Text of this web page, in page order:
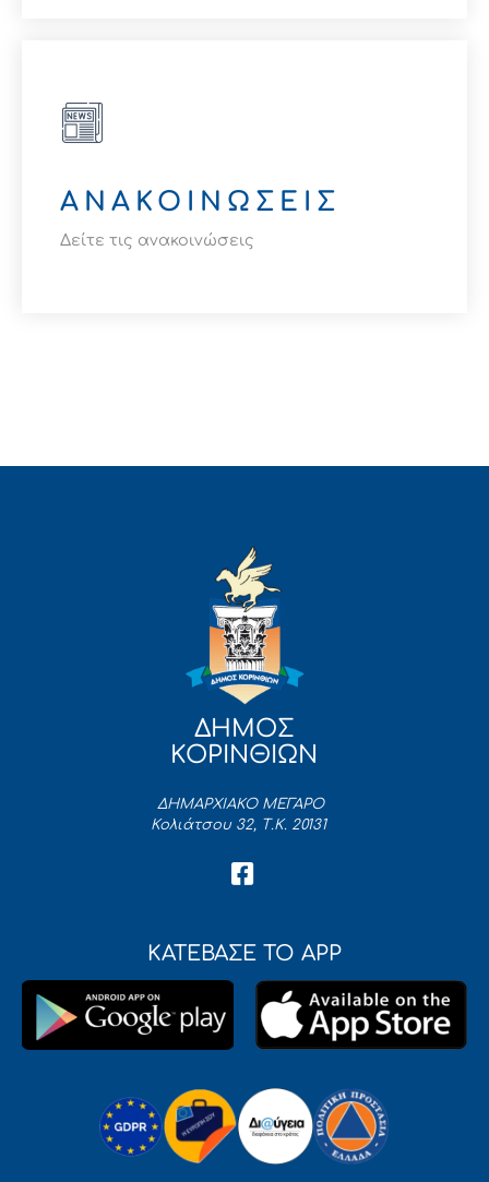
Βρείτε την αίτηση
ΑΝΑΚΟΙΝΩΣΕΙΣ
Δείτε τις ανακοινώσεις
ΔΗΜΟΣ
ΚΟΡΙΝΘΙΩΝ
ΔΗΜΑΡΧΙΑΚΟ ΜΕΓΑΡΟ
Κολιάτσου 32, Τ.Κ. 20131
ΚΑΤΕΒΑΣΕ ΤΟ APP